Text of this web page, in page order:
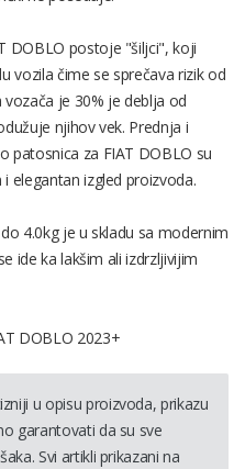
DOBLO postoje "šiljci", koji
vozila čime se sprečava rizik od
je 30% je deblja od
njihov vek. Prednja i
patosnica za FIAT DOBLO su
elegantan izgled proizvoda.
4.0kg je u skladu sa modernim
ide ka lakšim ali izdrzljivijim
DOBLO 2023+
u opisu proizvoda, prikazu
garantovati da su sve
Svi artikli prikazani na